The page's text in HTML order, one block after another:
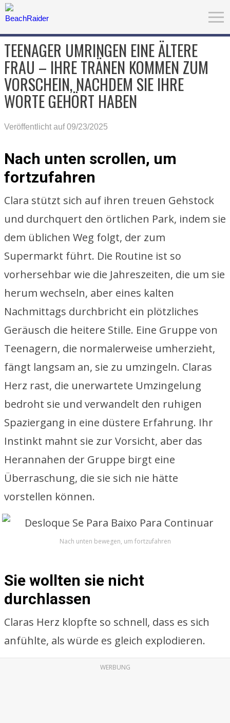
TEENAGER UMRINGEN EINE ÄLTERE
FRAU – IHRE TRÄNEN KOMMEN ZUM
VORSCHEIN, NACHDEM SIE IHRE
WORTE GEHÖRT HABEN
Veröffentlicht auf 09/23/2025
Nach unten scrollen, um
fortzufahren
Clara stützt sich auf ihren treuen Gehstock
und durchquert den örtlichen Park, indem sie
dem üblichen Weg folgt, der zum
Supermarkt führt. Die Routine ist so
vorhersehbar wie die Jahreszeiten, die um sie
herum wechseln, aber eines kalten
Nachmittags durchbricht ein plötzliches
Geräusch die heitere Stille. Eine Gruppe von
Teenagern, die normalerweise umherzieht,
fängt langsam an, sie zu umzingeln. Claras
Herz rast, die unerwartete Umzingelung
bedroht sie und verwandelt den ruhigen
Spaziergang in eine düstere Erfahrung. Ihr
Instinkt mahnt sie zur Vorsicht, aber das
Herannahen der Gruppe birgt eine
Überraschung, die sie sich nie hätte
vorstellen können.
Nach unten bewegen, um fortzufahren
Sie wollten sie nicht
durchlassen
Claras Herz klopfte so schnell, dass es sich
anfühlte, als würde es gleich explodieren.
WERBUNG